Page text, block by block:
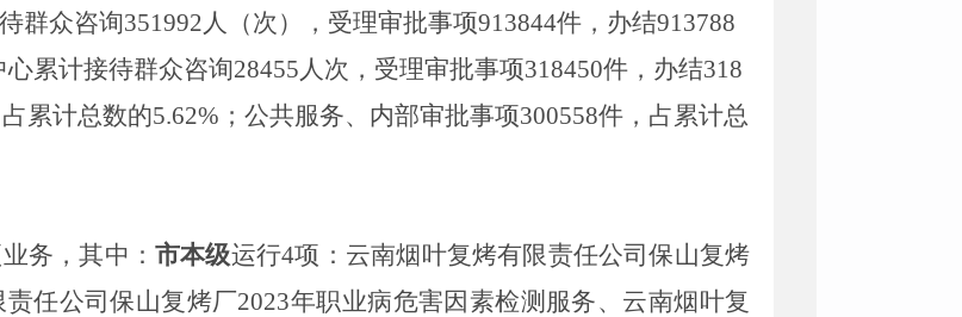
群众咨询351992人 （次 ） ，受理审批事项913844件，办结913788
心累计接待群众咨询28455人次，受理审批事项318450件，办结318
累计总数的5.62% ；公共服务、内部审批事项300558件，占累计总
务 ，其中：市本级运行4项 ：云南烟叶复烤有限责任公司保山复烤
任公司保山复烤厂2023年职业病危害因素检测服务、云南烟叶复